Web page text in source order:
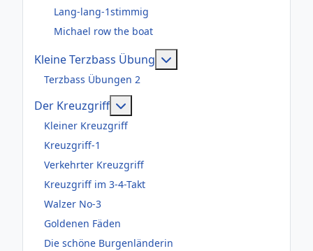
Lang-lang-1stimmig
Michael row the boat
Kleine Terzbass Übung
Terzbass Übungen 2
Der Kreuzgriff
Kleiner Kreuzgriff
Kreuzgriff-1
Verkehrter Kreuzgriff
Kreuzgriff im 3-4-Takt
Walzer No-3
Goldenen Fäden
Die schöne Burgenländerin